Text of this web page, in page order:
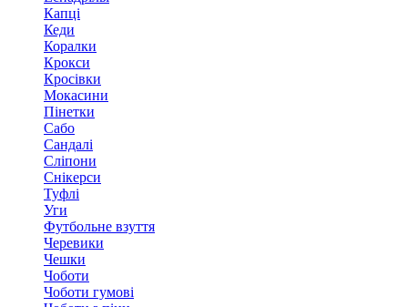
Капці
Кеди
Коралки
Крокси
Кросівки
Мокасини
Пінетки
Сабо
Сандалі
Сліпони
Снікерси
Туфлі
Уги
Футбольне взуття
Черевики
Чешки
Чоботи
Чоботи гумові